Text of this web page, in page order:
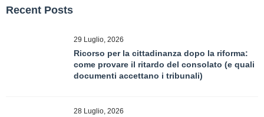
Recent Posts
29 Luglio, 2026
Ricorso per la cittadinanza dopo la riforma:
come provare il ritardo del consolato (e quali
documenti accettano i tribunali)
28 Luglio, 2026